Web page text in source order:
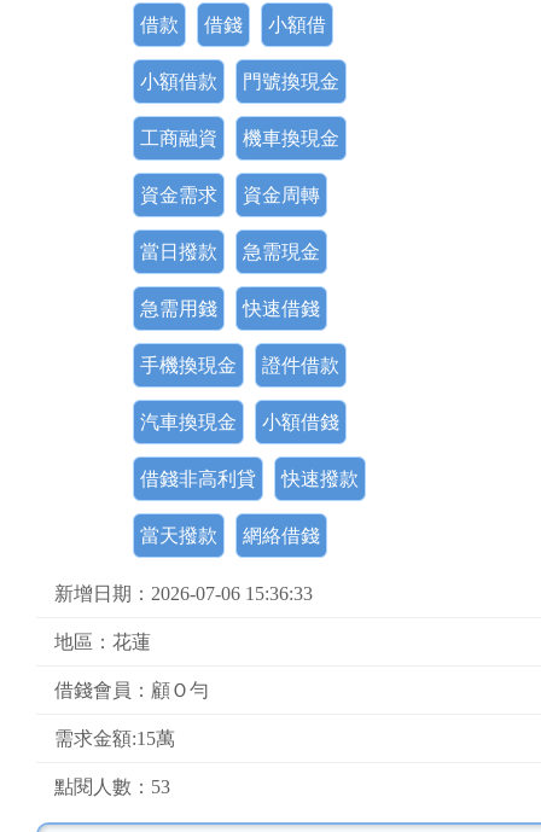
借款 借錢 小額借
小額借款 門號換現金
工商融資 機車換現金
資金需求 資金周轉
當日撥款 急需現金
急需用錢 快速借錢
手機換現金 證件借款
汽車換現金 小額借錢
借錢非高利貸 快速撥款
當天撥款 網絡借錢
新增日期：2026-07-06 15:36:33
地區：花蓮
借錢會員：顧Ｏ勻
需求金額:15萬
點閱人數：53